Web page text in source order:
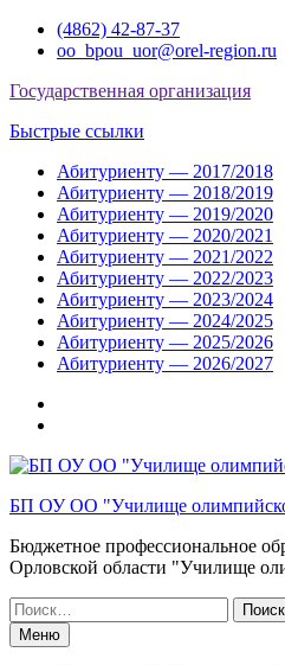
Перейти(4862) 42-87-37
oo_bpou_uor@orel-region.ru
Государственная организация
Быстрые ссылки
Абитуриенту — 2017/2018
Абитуриенту — 2018/2019
Абитуриенту — 2019/2020
Абитуриенту — 2020/2021
Абитуриенту — 2021/2022
Абитуриенту — 2022/2023
Абитуриенту — 2023/2024
Абитуриенту — 2024/2025
Абитуриенту — 2025/2026
Абитуриенту — 2026/2027
Одноклассниках
БП ОУ ОО "Училище
Бюджетное профессиональное
Орловской области "Училище
Искать:
Меню